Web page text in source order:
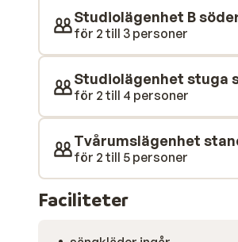
Studiolägenhet B
för 2 till 3 personer
Studiolägenhet stuga
för 2 till 4 personer
Tvårumslägenhet
för 2 till 5 personer
Faciliteter